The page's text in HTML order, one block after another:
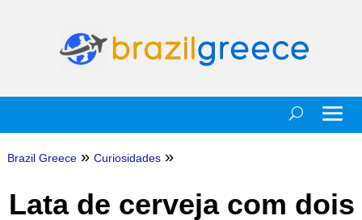
Brazil Greece » Curiosidades »
Lata de cerveja com dois